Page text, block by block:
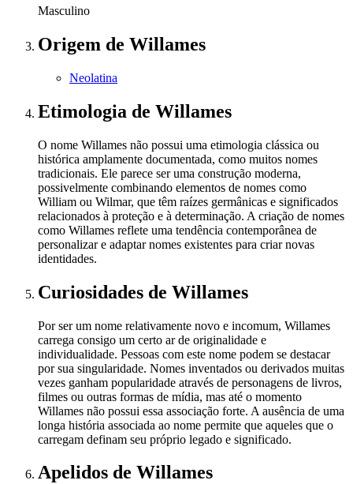
Masculino
Origem de Willames
Neolatina
Etimologia de Willames
O nome Willames não possui uma etimologia clássica ou
histórica amplamente documentada, como muitos nomes
tradicionais. Ele parece ser uma construção moderna,
possivelmente combinando elementos de nomes como
William ou Wilmar, que têm raízes germânicas e significados
relacionados à proteção e à determinação. A criação de nomes
como Willames reflete uma tendência contemporânea de
personalizar e adaptar nomes existentes para criar novas
identidades.
Curiosidades de Willames
Por ser um nome relativamente novo e incomum, Willames
carrega consigo um certo ar de originalidade e
individualidade. Pessoas com este nome podem se destacar
por sua singularidade. Nomes inventados ou derivados muitas
vezes ganham popularidade através de personagens de livros,
filmes ou outras formas de mídia, mas até o momento
Willames não possui essa associação forte. A ausência de uma
longa história associada ao nome permite que aqueles que o
carregam definam seu próprio legado e significado.
Apelidos de Willames